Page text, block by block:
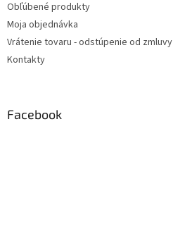
Obľúbené produkty
Moja objednávka
Vrátenie tovaru - odstúpenie od zmluvy
Kontakty
Facebook